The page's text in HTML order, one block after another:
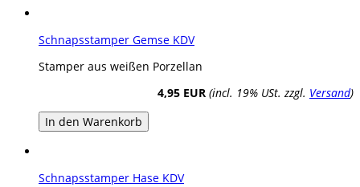
Schnapsstamper Gemse KDV
Stamper aus weißen Porzellan
4,95 EUR (incl. 19% USt. zzgl. Versand)
In den Warenkorb
Schnapsstamper Hase KDV